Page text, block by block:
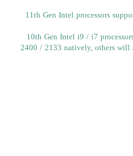
* 11th Gen Intel processors
* 10th Gen Intel i9 / i7
2400 / 2133 natively, others will